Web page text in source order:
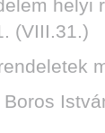
helyi
(VIII.31.)
Boros